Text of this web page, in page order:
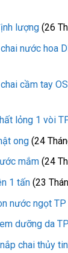
lượng (26
nước hoa
cầm tay
lỏng 1 vòi
ong (24
mắm (24
1 tấn (23
nước ngọt TP
dưỡng da TP
chai thủy